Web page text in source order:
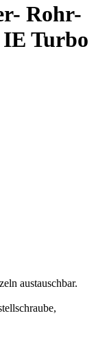
Rohr-
Turbo
austauschbar.